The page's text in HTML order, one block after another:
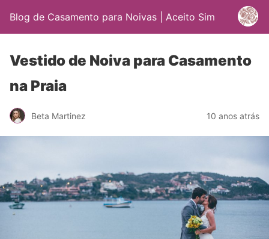
Blog de Casamento para Noivas | Aceito Sim
Vestido de Noiva para Casamento
na Praia
Beta Martinez 10 anos atrás